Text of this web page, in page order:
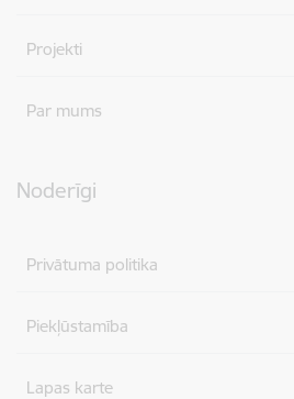
Projekti
Par mums
Noderīgi
Privātuma politika
Piekļūstamība
Lapas karte